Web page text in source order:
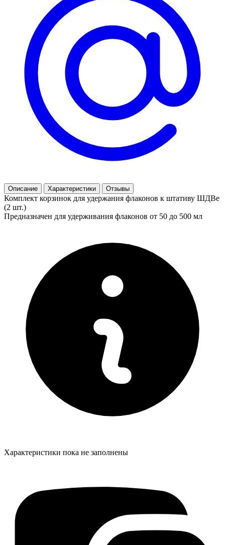
Описание Характеристики Отзывы
Комплект корзинок для удержания флаконов к штативу ШДВе
(2 шт.)
Предназначен для удерживания флаконов от 50 до 500 мл
Характеристики пока не заполнены